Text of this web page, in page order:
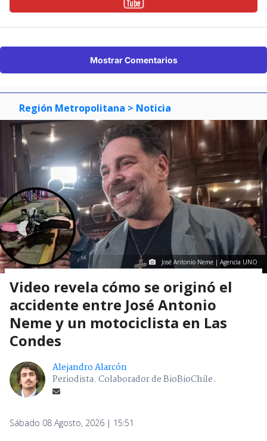
Mostrar Comentarios
Región Metropolitana > Noticia
José Antonio Neme | Agencia UNO
Video revela cómo se originó el
accidente entre José Antonio
Neme y un motociclista en Las
Condes
Alejandro Alarcón
Periodista. Colaborador de BioBioChile.
Sábado 08 Agosto, 2026 | 15:51